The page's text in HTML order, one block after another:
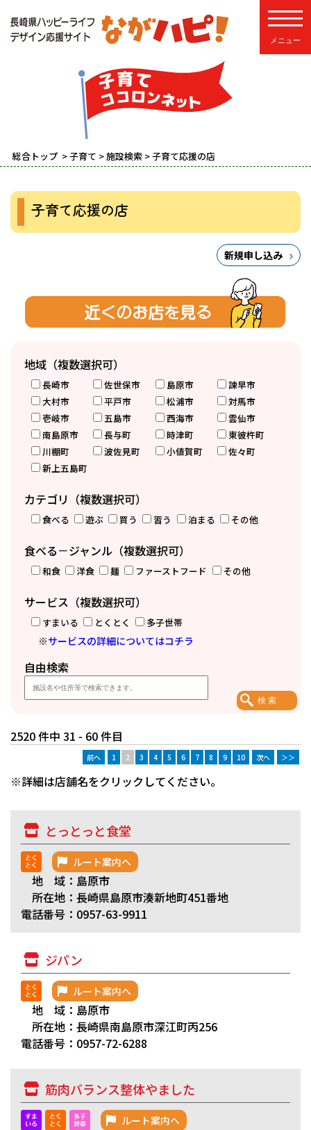
総合トップ >子育て >施設検索 > 子育て応援の店
子育て応援の店
新規申し込み
地域（複数選択可）
長崎市 佐世保市 島原市
諫早市
大村市
平戸市 松浦市
対馬市
壱岐市
五島市 西海市
雲仙市
南島原市
長与町 時津町
東彼杵町
川棚町
波佐見町 小値賀町
佐々町
新上五島町
カテゴリ（複数選択可）
食べる 遊ぶ 買う 習う 泊まる その他
食べる－ジャンル（複数選択可）
和食 洋食 麺 ファーストフード その他
サービス（複数選択可）
すまいる とくとく 多子世帯
※サービスの詳細についてはコチラ
自由検索
2520 件中 31 - 60 件目
前へ 1 2 3 4 5 6 7 8 9 10 次へ ＞＞
※詳細は店舗名をクリックしてください。
とっとっと食堂
ルート案内へ
地 域：島原市
所在地：長崎県島原市湊新地町451番地
電話番号：0957-63-9911
ジパン
ルート案内へ
地 域：島原市
所在地：長崎県南島原市深江町丙256
電話番号：0957-72-6288
筋肉バランス整体やました
ルート案内へ